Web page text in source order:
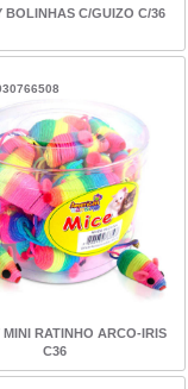
BOLINHAS C/GUIZO C/36
MINI RATINHO ARCO-IRIS
C36